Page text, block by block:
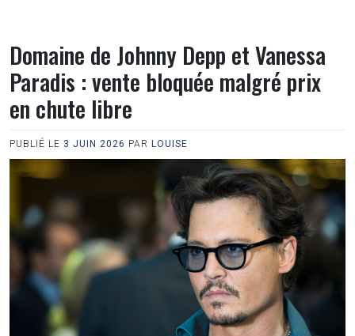
Domaine de Johnny Depp et Vanessa
Paradis : vente bloquée malgré prix
en chute libre
PUBLIÉ LE 3 JUIN 2026 PAR LOUISE